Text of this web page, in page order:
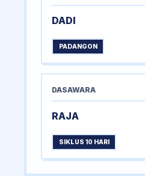
DADI
PADANGON
DASAWARA
RAJA
SIKLUS 10 HARI